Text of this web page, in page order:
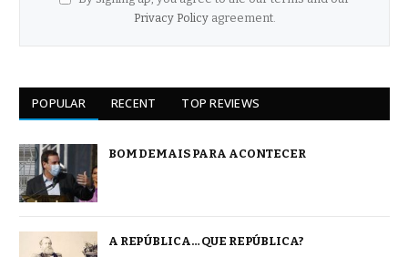
Privacy Policyagreement.
POPULAR RECENT TOP REVIEWS
BOM DEMAIS PARA ACONTECER
A REPÚBLICA… QUE REPÚBLICA?